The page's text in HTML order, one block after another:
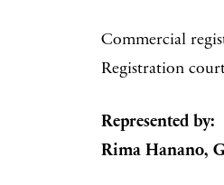
Commercial
Registration
Represented by:
Rima Hanano,